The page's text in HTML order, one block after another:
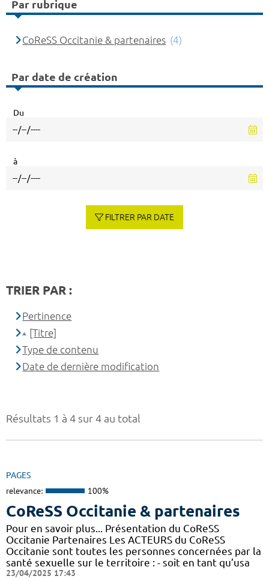
Résultats 1 à 4 sur 4 au total
PAGES
relevance: 100%
CoReSS Occitanie & partenaires
Pour en savoir plus... Présentation du CoReSS
Occitanie Partenaires Les ACTEURS du CoReSS
Occitanie sont toutes les personnes concernées par la
santé sexuelle sur le territoire : - soit en tant qu’usa
23/04/2025 17:43
Par rubrique
CoReSS Occitanie & partenaires (4)
Par date de création
Du
à
FILTRER PAR DATE
TRIER PAR :
Pertinence
[Titre]
Type de contenu
Date de dernière modification